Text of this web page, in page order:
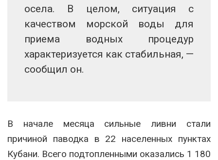
осела. В целом, ситуация с
качеством морской воды для
приема водных процедур
характеризуется как стабильная, —
сообщил он.
В начале месяца сильные ливни стали
причиной паводка в 22 населенных пунктах
Кубани. Всего подтопленными оказались 1 180